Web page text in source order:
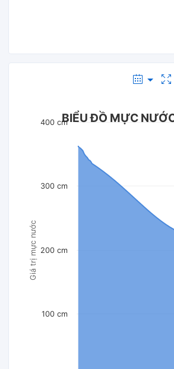
Giá trị mực nước
BIỂU ĐỒ MỰC
100 cm
200 cm
300 cm
400 cm